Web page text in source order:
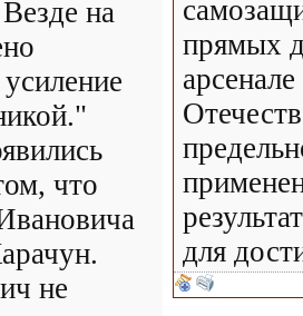
на
что
не
прямых
для